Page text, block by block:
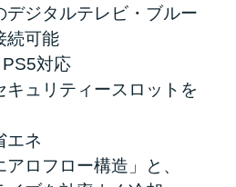
デジタルテレビ・ブルー
続可能
PS5対応
キュリティースロットを
エネ
アロフロー構造」と、